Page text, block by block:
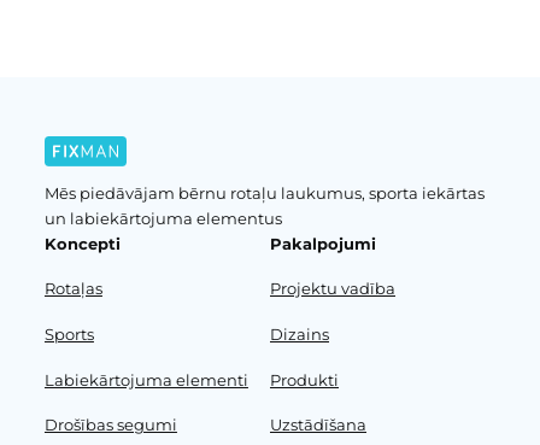
Mēs piedāvājam bērnu rotaļu laukumus, sporta iekārtas
un labiekārtojuma elementus
Koncepti
Rotaļas
Sports
Labiekārtojuma elementi
Drošības segumi
Pakalpojumi
Projektu vadība
Dizains
Produkti
Uzstādīšana